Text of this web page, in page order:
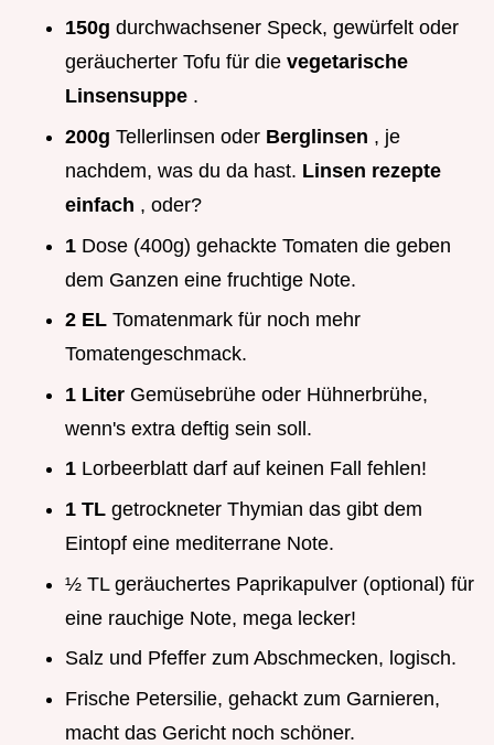
150g durchwachsener Speck, gewürfelt oder
geräucherter Tofu für die vegetarische
Linsensuppe .
200g Tellerlinsen oder Berglinsen , je
nachdem, was du da hast. Linsen rezepte
einfach , oder?
1 Dose (400g) gehackte Tomaten die geben
dem Ganzen eine fruchtige Note.
2 EL Tomatenmark für noch mehr
Tomatengeschmack.
1 Liter Gemüsebrühe oder Hühnerbrühe,
wenn's extra deftig sein soll.
1 Lorbeerblatt darf auf keinen Fall fehlen!
1 TL getrockneter Thymian das gibt dem
Eintopf eine mediterrane Note.
½ TL geräuchertes Paprikapulver (optional) für
eine rauchige Note, mega lecker!
Salz und Pfeffer zum Abschmecken, logisch.
Frische Petersilie, gehackt zum Garnieren,
macht das Gericht noch schöner.